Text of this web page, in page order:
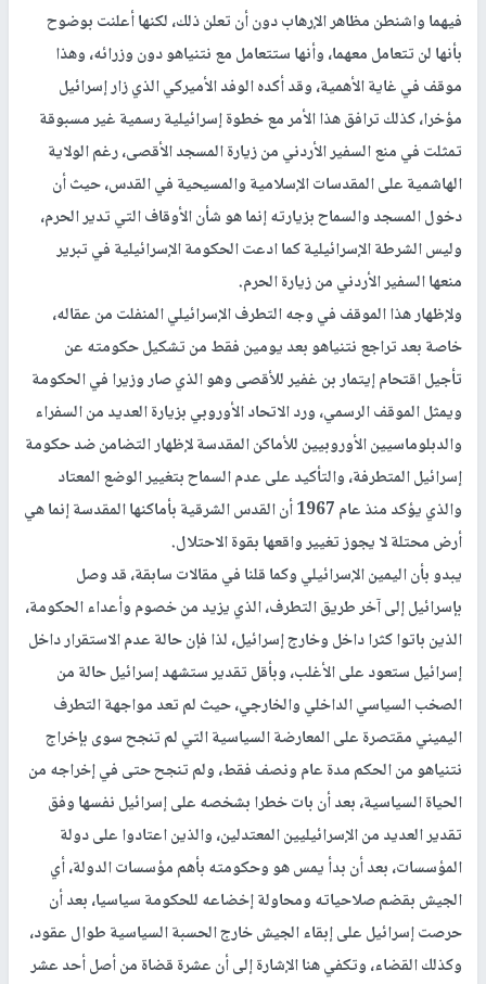
فيهما واشنطن مظاهر الإرهاب دون أن تعلن ذلك، لكنها أعلنت بوضوح
بأنها لن تتعامل معهما، وأنها ستتعامل مع نتنياهو دون وزرائه، وهذا
موقف في غاية الأهمية، وقد أكده الوفد الأميركي الذي زار إسرائيل
مؤخرا، كذلك ترافق هذا الأمر مع خطوة إسرائيلية رسمية غير مسبوقة
تمثلت في منع السفير الأردني من زيارة المسجد الأقصى، رغم الولاية
الهاشمية على المقدسات الإسلامية والمسيحية في القدس، حيث أن
دخول المسجد والسماح بزيارته إنما هو شأن الأوقاف التي تدير الحرم،
وليس الشرطة الإسرائيلية كما ادعت الحكومة الإسرائيلية في تبرير
منعها السفير الأردني من زيارة الحرم.
ولإظهار هذا الموقف في وجه التطرف الإسرائيلي المنفلت من عقاله،
خاصة بعد تراجع نتنياهو بعد يومين فقط من تشكيل حكومته عن
تأجيل اقتحام إيتمار بن غفير للأقصى وهو الذي صار وزيرا في الحكومة
ويمثل الموقف الرسمي، ورد الاتحاد الأوروبي بزيارة العديد من السفراء
والدبلوماسيين الأوروبيين للأماكن المقدسة لإظهار التضامن ضد حكومة
إسرائيل المتطرفة، والتأكيد على عدم السماح بتغيير الوضع المعتاد
والذي يؤكد منذ عام 1967 أن القدس الشرقية بأماكنها المقدسة إنما هي
أرض محتلة لا يجوز تغيير واقعها بقوة الاحتلال.
يبدو بأن اليمين الإسرائيلي وكما قلنا في مقالات سابقة، قد وصل
بإسرائيل إلى آخر طريق التطرف، الذي يزيد من خصوم وأعداء الحكومة،
الذين باتوا كثرا داخل وخارج إسرائيل، لذا فإن حالة عدم الاستقرار داخل
إسرائيل ستعود على الأغلب، وبأقل تقدير ستشهد إسرائيل حالة من
الصخب السياسي الداخلي والخارجي، حيث لم تعد مواجهة التطرف
اليميني مقتصرة على المعارضة السياسية التي لم تنجح سوى بإخراج
نتنياهو من الحكم مدة عام ونصف فقط، ولم تنجح حتى في إخراجه من
الحياة السياسية، بعد أن بات خطرا بشخصه على إسرائيل نفسها وفق
تقدير العديد من الإسرائيليين المعتدلين، والذين اعتادوا على دولة
المؤسسات، بعد أن بدأ يمس هو وحكومته بأهم مؤسسات الدولة، أي
الجيش بقضم صلاحياته ومحاولة إخضاعه للحكومة سياسيا، بعد أن
حرصت إسرائيل على إبقاء الجيش خارج الحسبة السياسية طوال عقود،
وكذلك القضاء، وتكفي هنا الإشارة إلى أن عشرة قضاة من أصل أحد عشر